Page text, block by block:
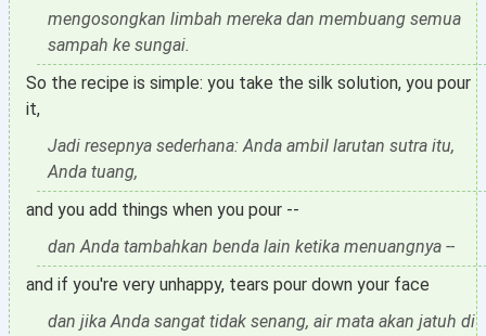
mengosongkan limbah mereka dan membuang semua
sampah ke sungai.
So the recipe is simple: you take the silk solution, you pour
it,
Jadi resepnya sederhana: Anda ambil larutan sutra itu,
Anda tuang,
and you add things when you pour --
dan Anda tambahkan benda lain ketika menuangnya --
and if you're very unhappy, tears pour down your face
dan jika Anda sangat tidak senang, air mata akan jatuh di